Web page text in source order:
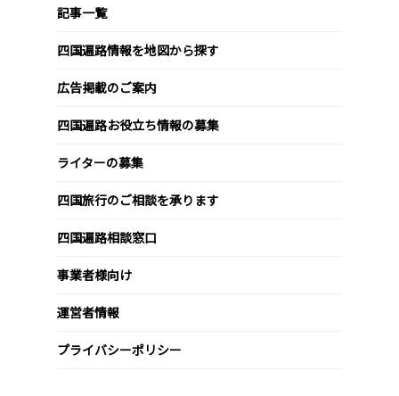
記事一覧
四国遍路情報を地図から探す
広告掲載のご案内
四国遍路お役立ち情報の募集
ライターの募集
四国旅行のご相談を承ります
四国遍路相談窓口
事業者様向け
運営者情報
プライバシーポリシー